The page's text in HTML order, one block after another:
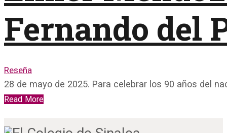
Fernando del
Reseña
28 de mayo de 2025. Para celebrar los 90 años del
Read More